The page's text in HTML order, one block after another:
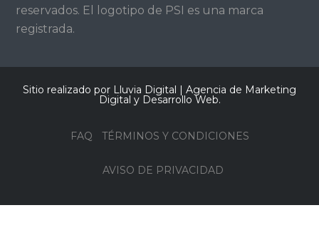
reservados. El logotipo de PSI es una marca
registrada.
Sitio realizado por Lluvia Digital | Agencia de Marketing
Digital y Desarrollo Web.
FAQ TÉRMINOS Y CONDICIONES
AVISO DE PRIVACIDAD